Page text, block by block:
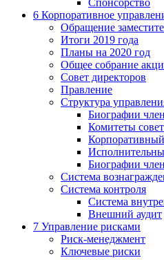
Спонсорство
6 Корпоративное
Обращение
Итоги 2019 года
Планы на 2020 год
Общее собрание
Совет директоров
Правление
Структура
Биографии
Комитеты
Корпоративный
Биографии
Система
Система контроля
Система
Внешний аудит
7 Управление рисками
Риск-менеджмент
Ключевые риски